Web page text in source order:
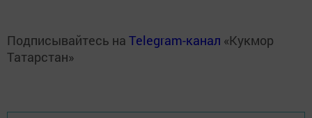
Подписывайтесь на Telegram-канал «Кукмор
Татарстан»